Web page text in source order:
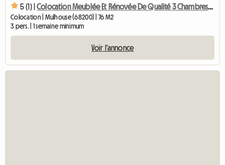
5 (1) | Colocation Meublée Et Rénovée De Qualité 3 Chambres - Réside
Colocation | Mulhouse (68200) | 76 M2
3 pers. | 1 semaine minimum
Voir l'annonce